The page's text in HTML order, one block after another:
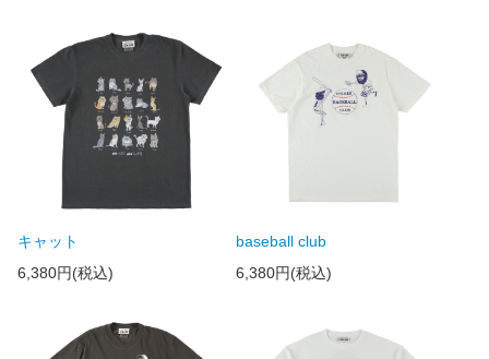
キャット
6,380円(税込)
baseball club
6,380円(税込)